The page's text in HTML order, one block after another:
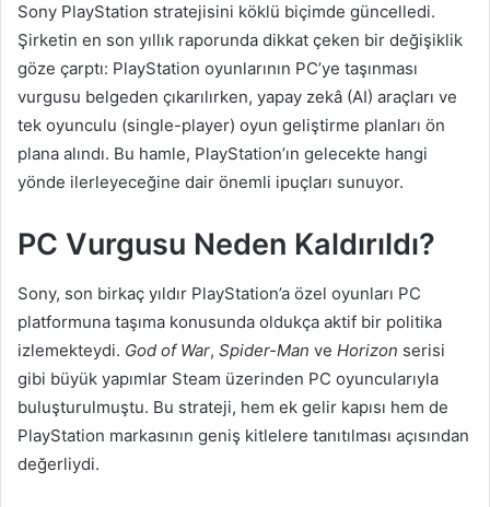
Sony PlayStation stratejisini köklü biçimde güncelledi.
Şirketin en son yıllık raporunda dikkat çeken bir değişiklik
göze çarptı: PlayStation oyunlarının PC’ye taşınması
vurgusu belgeden çıkarılırken, yapay zekâ (AI) araçları ve
tek oyunculu (single-player) oyun geliştirme planları ön
plana alındı. Bu hamle, PlayStation’ın gelecekte hangi
yönde ilerleyeceğine dair önemli ipuçları sunuyor.
PC Vurgusu Neden Kaldırıldı?
Sony, son birkaç yıldır PlayStation’a özel oyunları PC
platformuna taşıma konusunda oldukça aktif bir politika
izlemekteydi. God of War, Spider-Man ve Horizon serisi
gibi büyük yapımlar Steam üzerinden PC oyuncularıyla
buluşturulmuştu. Bu strateji, hem ek gelir kapısı hem de
PlayStation markasının geniş kitlelere tanıtılması açısından
değerliydi.